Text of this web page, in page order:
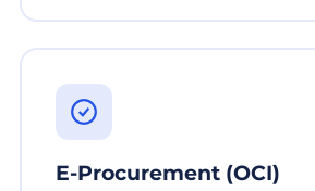
E-Procurement (OCI)